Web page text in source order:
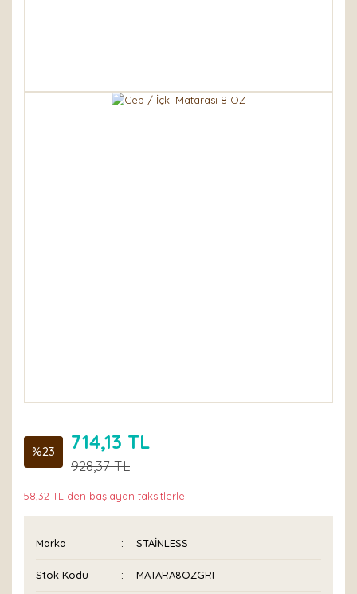
%23 714,13 TL
928,37 TL
58,32 TL den başlayan taksitlerle!
Marka STAİNLESS
Stok Kodu MATARA8OZGRI